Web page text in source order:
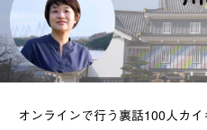
オンラインで行う裏話100人カイ